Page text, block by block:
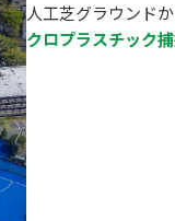
人工芝グラウンド
クロプラスチック